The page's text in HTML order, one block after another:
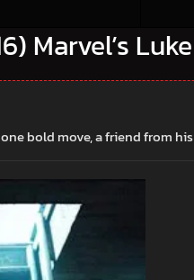
Marvel’s Luke
bold move, a friend from